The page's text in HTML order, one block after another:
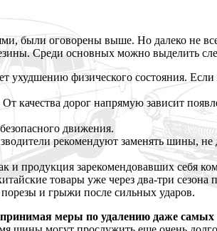
были оговорены выше. Но далеко не
Среди основных можно выделить
ухудшению физического состояния.
дорог напрямую зависит
движения.
рекомендуют заменять шины,
и продукция зарекомендовавших себя
товары уже через два-три сезона
и грыжи после сильных ударов.
принимая меры по удалению даже